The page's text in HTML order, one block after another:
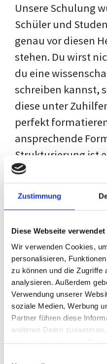
Zustimmung
Diese Webseite
Wir verwenden Cookies,
personalisieren,
zu können und die Zugriffe
analysieren. Außerdem
Verwendung unserer
soziale Medien, Werbung
Partner führen diese
weiteren Daten
haben oder die sie im
Unsere Schulung
Schüler und
genau vor diesen
stehen. Du wirst
du eine
schreiben kannst,
diese unter
perfekt
ansprechende
Strukturierung ist
wie der Inhalt
eigene
Schulung ist so
deiner
anstatt eine
Der Prozess des
Schreibens kann
Wissen eine
darstellen.
denTechniken
Kurses, wird die